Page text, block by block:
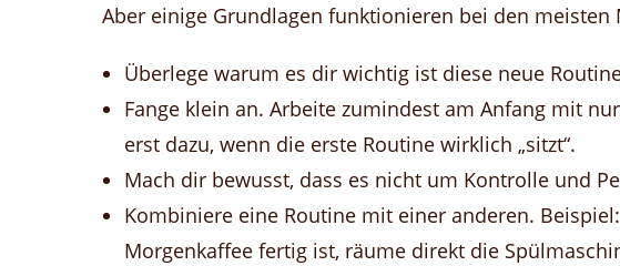
Aber einige Grundlagen funktionieren bei den meisten
Überlege warum es dir wichtig ist diese neue
Fange klein an. Arbeite zumindest am Anfang mit
erst dazu, wenn die erste Routine wirklich „sitzt“.
Mach dir bewusst, dass es nicht um Kontrolle und
Kombiniere eine Routine mit einer anderen.
Morgenkaffee fertig ist, räume direkt die